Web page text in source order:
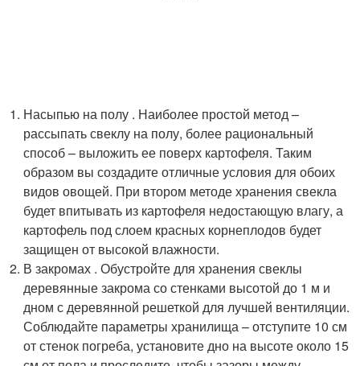
Насыпью на полу . Наиболее простой метод –
рассыпать свеклу на полу, более рациональный
способ – выложить ее поверх картофеля. Таким
образом вы создадите отличные условия для обоих
видов овощей. При втором методе хранения свекла
будет впитывать из картофеля недостающую влагу, а
картофель под слоем красных корнеплодов будет
защищен от высокой влажности.
В закромах . Обустройте для хранения свеклы
деревянные закрома со стенками высотой до 1 м и
дном с деревянной решеткой для лучшей вентиляции.
Соблюдайте параметры хранилища – отступите 10 см
от стенок погреба, установите дно на высоте около 15